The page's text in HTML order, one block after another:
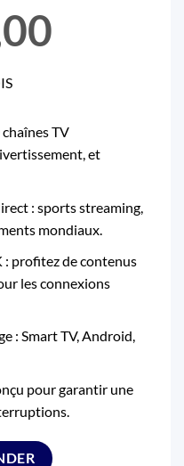
TV
et
: sports streaming,
mondiaux.
: profitez de contenus
les connexions
: Smart TV, Android,
pour garantir une